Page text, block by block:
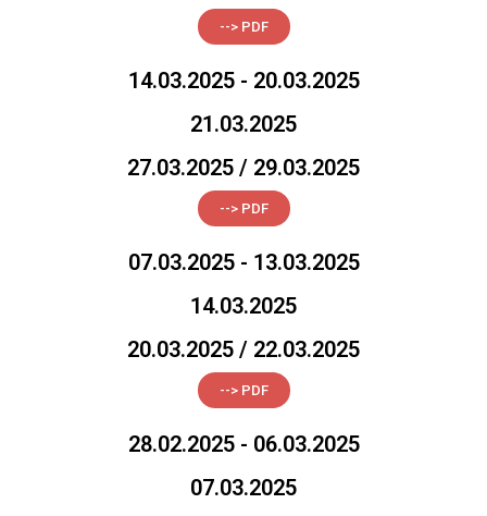
--> PDF
14.03.2025 - 20.03.2025
21.03.2025
27.03.2025 / 29.03.2025
--> PDF
07.03.2025 - 13.03.2025
14.03.2025
20.03.2025 / 22.03.2025
--> PDF
28.02.2025 - 06.03.2025
07.03.2025